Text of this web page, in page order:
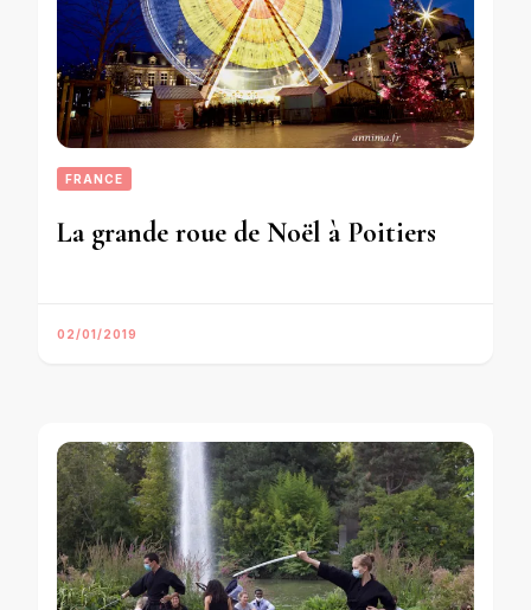
FRANCE
La grande roue de Noël à Poitiers
02/01/2019